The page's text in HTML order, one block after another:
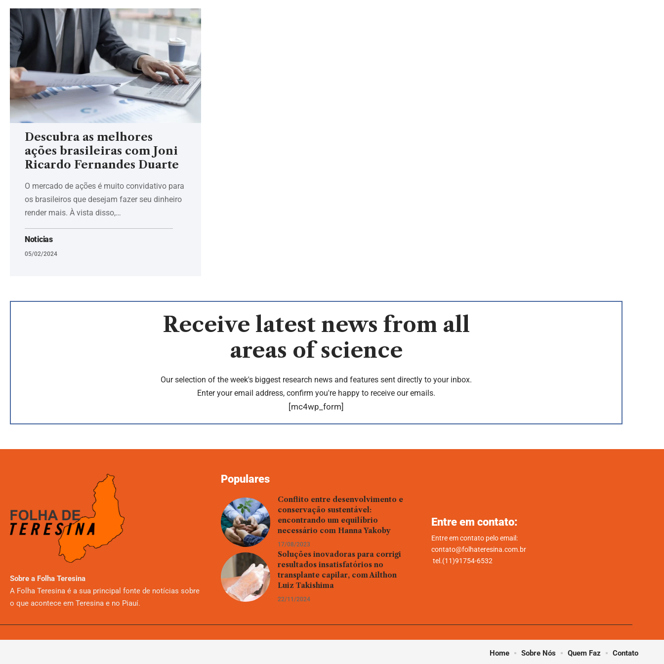
Descubra as melhores
ações brasileiras com Joni
Ricardo Fernandes Duarte
O mercado de ações é muito convidativo para
os brasileiros que desejam fazer seu dinheiro
render mais. À vista disso,…
Noticias
05/02/2024
Receive latest news from all
areas of science
Our selection of the week's biggest research news and features sent directly to your inbox.
Enter your email address, confirm you're happy to receive our emails.
[mc4wp_form]
Sobre a Folha Teresina
A Folha Teresina é a sua principal fonte de notícias sobre
o que acontece em Teresina e no Piauí.
Populares
Conflito entre desenvolvimento e
conservação sustentável:
encontrando um equilíbrio
necessário com Hanna Yakoby
17/08/2023
Soluções inovadoras para corrigi
resultados insatisfatórios no
transplante capilar, com Ailthon
Luiz Takishima
22/11/2024
Entre em contato:
Entre em contato pelo email:
contato@folhateresina.com.br
tel.(11)91754-6532
Home Sobre Nós Quem Faz Contato